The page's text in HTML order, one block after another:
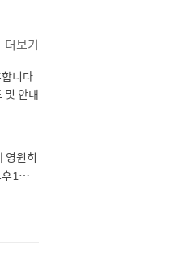
더보기
니다
및 안내
원히
1시